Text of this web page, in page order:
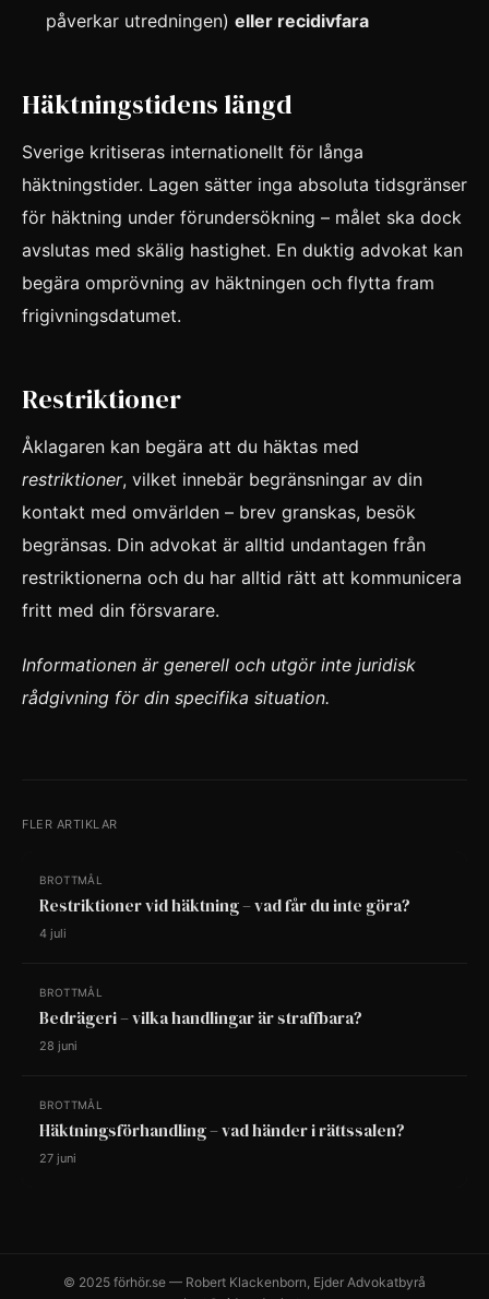
påverkar utredningen)eller recidivfara
Häktningstidens längd
Sverige kritiseras internationellt för långa
häktningstider. Lagen sätter inga absoluta tidsgränser
för häktning under förundersökning – målet ska dock
avslutas med skälig hastighet. En duktig advokat kan
begära omprövning av häktningen och flytta fram
frigivningsdatumet.
Restriktioner
Åklagaren kan begära att du häktas med
restriktioner, vilket innebär begränsningar av din
kontakt med omvärlden – brev granskas, besök
begränsas. Din advokat är alltid undantagen från
restriktionerna och du har alltid rätt att kommunicera
fritt med din försvarare.
Informationen är generell och utgör inte juridisk
rådgivning för din specifika situation.
FLER ARTIKLAR
BROTTMÅL
Restriktioner vid häktning – vad får du inte göra?
4 juli
BROTTMÅL
Bedrägeri – vilka handlingar är straffbara?
28 juni
BROTTMÅL
Häktningsförhandling – vad händer i rättssalen?
27 juni
© 2025 förhör.se — Robert Klackenborn, Ejder Advokatbyrå